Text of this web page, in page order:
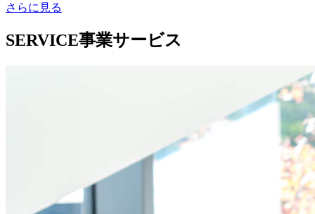
さらに見る
SERVICE事業サービス